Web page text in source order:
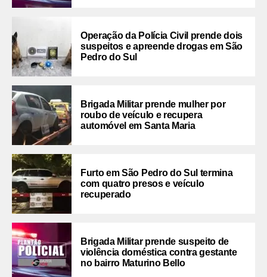
Operação da Polícia Civil prende dois
suspeitos e apreende drogas em São
Pedro do Sul
Brigada Militar prende mulher por
roubo de veículo e recupera
automóvel em Santa Maria
Furto em São Pedro do Sul termina
com quatro presos e veículo
recuperado
Brigada Militar prende suspeito de
violência doméstica contra gestante
no bairro Maturino Bello